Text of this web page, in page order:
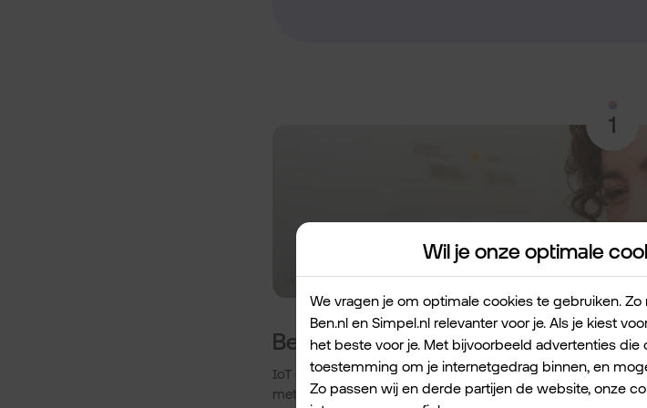
1
Begin bij de klant.
IoT en 5G zijn op zichzelf geen businesscase. Het oplossen
met het analyseren van de behoeften van je (potentiële)
Wil je onze optimale
We vragen je om optimale cookies te gebruiken. Zo
Ben.nl en Simpel.nl relevanter voor je. Als je kiest
het beste voor je. Met bijvoorbeeld advertenties
toestemming om je internetgedrag binnen, en
Zo passen wij en derde partijen de website, onze